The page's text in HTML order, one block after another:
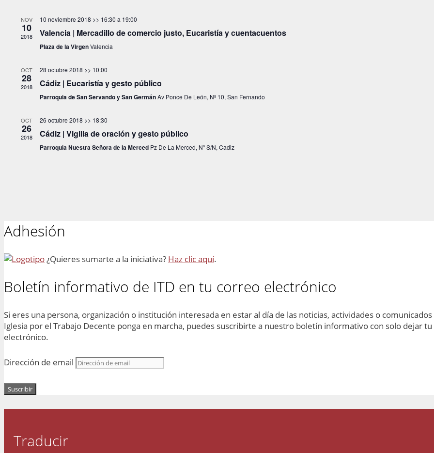
NOV
10
2018
10 noviembre 2018 >> 16:30 a 19:00
Valencia | Mercadillo de comercio justo, Eucaristía y cuentacuentos
Plaza de la VirgenValencia
OCT
28
2018
28 octubre 2018 >> 10:00
Cádiz | Eucaristía y gesto público
Parroquia de San Servando y San GermánAv Ponce De León, Nº 10, San Fernando
OCT
26
2018
26 octubre 2018 >> 18:30
Cádiz | Vigilia de oración y gesto público
Parroquia Nuestra Señora de la Merced Pz De La Merced, Nº S/N, Cadiz
Adhesión
¿Quieres sumarte a la iniciativa? Haz clic aquí.
Boletín informativo de ITD en tu correo electrónico
Si eres una persona, organización o institución interesada en estar al día de las noticias, actividades o
Iglesia por el Trabajo Decente ponga en marcha, puedes suscribirte a nuestro boletín informativo con solo dejar
electrónico.
Dirección de email
Suscribir
Traducir